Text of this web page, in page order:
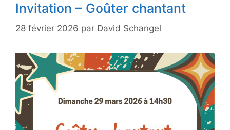
Invitation – Goûter chantant
28 février 2026 par David Schangel